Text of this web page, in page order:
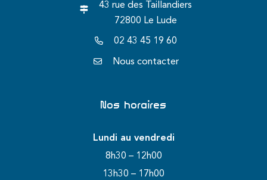
43 rue des Taillandiers
72800 Le Lude
02 43 45 19 60
Nous contacter
Nos horaires
Lundi au vendredi
8h30 – 12h00
13h30 – 17h00